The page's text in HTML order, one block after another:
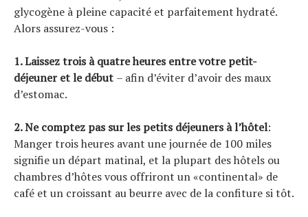
glycogène à pleine capacité et parfaitement hydraté.
Alors assurez-vous :
1. Laissez trois à quatre heures entre votre petit-
déjeuner et le début – afin d’éviter d’avoir des maux
d’estomac.
2. Ne comptez pas sur les petits déjeuners à l’hôtel:
Manger trois heures avant une journée de 100 miles
signifie un départ matinal, et la plupart des hôtels ou
chambres d’hôtes vous offriront un «continental» de
café et un croissant au beurre avec de la confiture si tôt.